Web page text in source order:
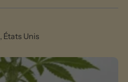
, États Unis